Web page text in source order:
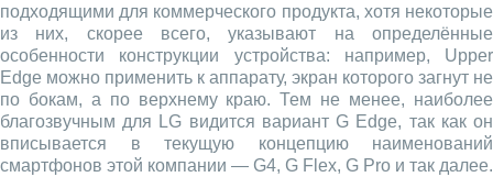
подходящими для коммерческого продукта, хотя некоторые
из них, скорее всего, указывают на определённые
особенности конструкции устройства: например, Upper
Edge можно применить к аппарату, экран которого загнут не
по бокам, а по верхнему краю. Тем не менее, наиболее
благозвучным для LG видится вариант G Edge, так как он
вписывается в текущую концепцию наименований
смартфонов этой компании — G4, G Flex, G Pro и так далее.